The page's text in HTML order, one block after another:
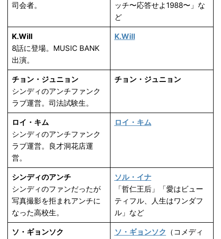
司会者。
ッチ〜応答せよ1988〜」な
ど
K.Will
8話に登場。MUSIC BANK
出演。
K.Will
チョン・ジュニョン
シンディのアンチファンク
ラブ運営。司法試験生。
チョン・ジュニョン
ロイ・キム
シンディのアンチファンク
ラブ運営。良才洞花店運
営。
ロイ・キム
シンディのアンチ
シンディのファンだったが
写真撮影を拒まれアンチに
なった高校生。
ソル・イナ
「哲仁王后」「愛はビュー
ティフル、人生はワンダフ
ル」など
ソ・ギョンソク
ソ・ギョンソク （コメディ